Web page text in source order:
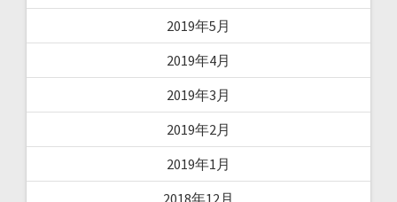
2019年5月
2019年4月
2019年3月
2019年2月
2019年1月
2018年12月